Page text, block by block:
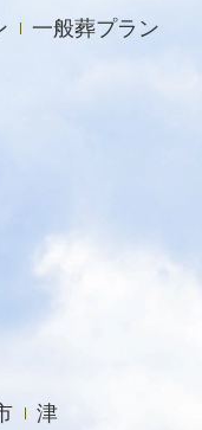
一般葬プラン
津